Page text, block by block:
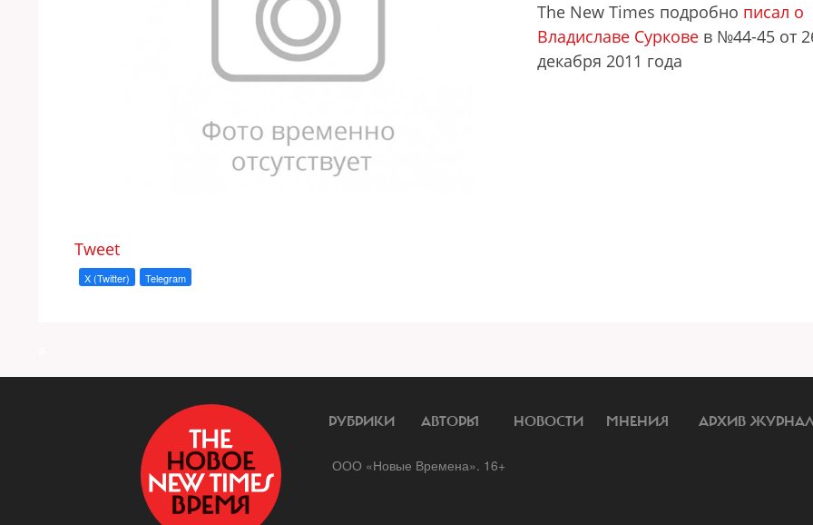
The New Times подробно писал о
Владиславе Суркове в №44-45 от
декабря 2011 года
Tweet
X (Twitter) Telegram
РУБРИКИ АВТОРЫ НОВОСТИ МНЕНИЯ АРХИВ
ООО «Новые Времена». 16+